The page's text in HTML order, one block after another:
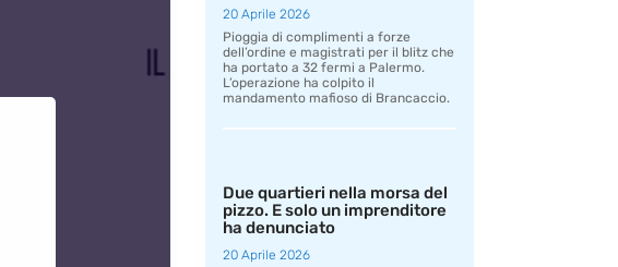
20 Aprile 2026
Pioggia di complimenti a forze
dell’ordine e magistrati per il blitz che
ha portato a 32 fermi a Palermo.
L’operazione ha colpito il
mandamento mafioso di Brancaccio.
Due quartieri nella morsa del
pizzo. E solo un imprenditore
ha denunciato
20 Aprile 2026